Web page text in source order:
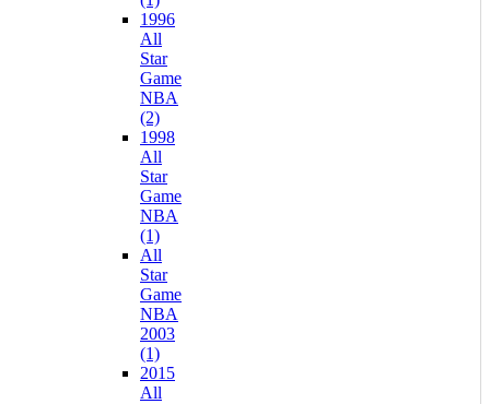
1996
All
Star
Game
NBA
(2)
1998
All
Star
Game
NBA
(1)
All
Star
Game
NBA
2003
(1)
2015
All